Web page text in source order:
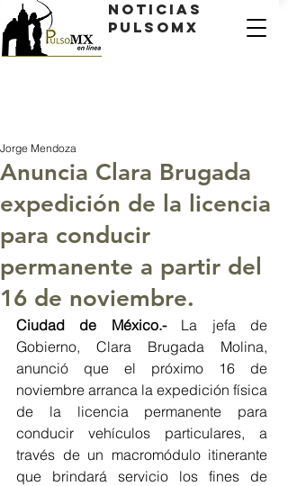
Noticias
PulsoMX
Anuncia Clara Brugada
expedición de la licencia
para conducir
permanente a partir del
16 de noviembre.
Jorge Mendoza
Ciudad de México.- La jefa de
Gobierno, Clara Brugada Molina,
anunció que el próximo 16 de
noviembre arranca la expedición física
de la licencia permanente para
conducir vehículos particulares, a
través de un macromódulo itinerante
que brindará servicio los fines de